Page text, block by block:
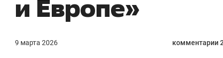
и Европе»
9 марта 2026 комментарии